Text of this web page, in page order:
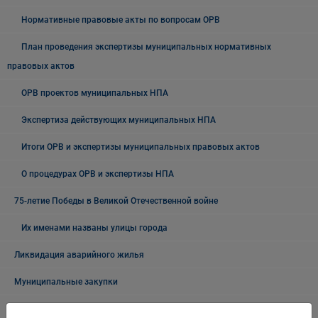
Нормативные правовые акты по вопросам ОРВ
План проведения экспертизы муниципальных нормативных
правовых актов
ОРВ проектов муниципальных НПА
Экспертиза действующих муниципальных НПА
Итоги ОРВ и экспертизы муниципальных правовых актов
О процедурах ОРВ и экспертизы НПА
75-летие Победы в Великой Отечественной войне
Их именами названы улицы города
Ликвидация аварийного жилья
Муниципальные закупки